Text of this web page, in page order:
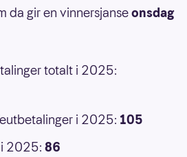
da gir en vinnersjanseonsdag
totalt i 2025:
i 2025: 105
2025: 86